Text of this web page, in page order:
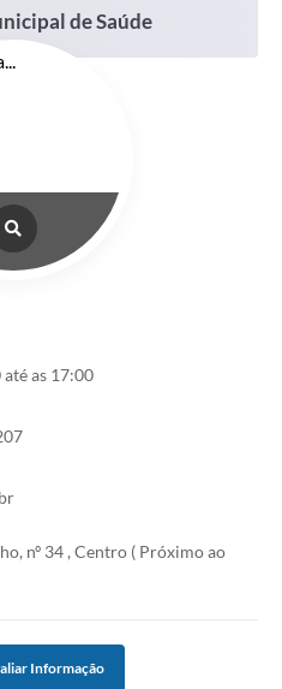
de Saúde
as 17:00
nº 34 , Centro ( Próximo ao
Informação